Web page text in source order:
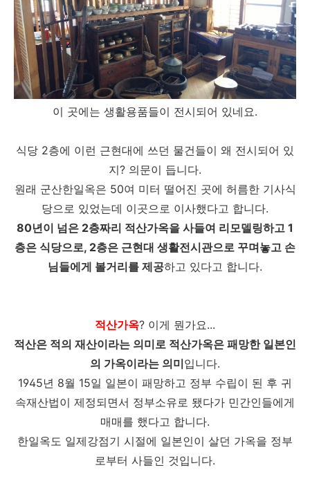
이 곳에는 생활용품들이 전시되어 있네요.
식당 2층에 이런 근현대에 쓰던 물건들이 왜 전시되어 있
지? 의문이 듭니다.
원래 군산한일옥은 50여 미터 떨어진 곳에 허름한 기사식
당으로 있었는데 이곳으로 이사했다고 합니다.
80년이 넘은 2층짜리 적산가옥을 사들여 리모델링하고 1
층은 식당으로, 2층은 근현대 생활전시관으로 꾸며놓고 손
님들에게 볼거리를 제공하고 있다고 합니다.
적산가옥? 이게 뭔가요...
적산은 적의 재산이라는 의미로 적산가옥은 패망한 일본인
의 가옥이라는 의미입니다.
1945년 8월 15일 일본이 패망하고 정부 수립이 된 후 귀
속재산법이 제정되면서 정부소유로 됐다가 민간인들에게
매매를 했다고 합니다.
한일옥도 일제강점기 시절에 일본인이 살던 가옥을 정부
로부터 사들인 것입니다.